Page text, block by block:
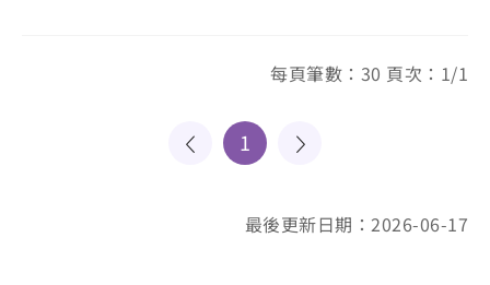
每頁筆數：30 頁次：1/1
1
最後更新日期：2026-06-17